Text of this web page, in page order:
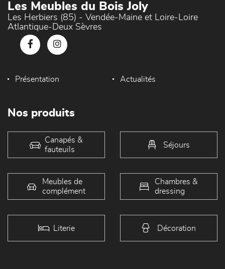
Les Meubles du Bois Joly
Les Herbiers (85) - Vendée-Maine et Loire-Loire
Atlantique-Deux Sèvres
Présentation Actualités
Nos produits
Canapés &
fauteuils
Séjours
Meubles de
complément
Chambres &
dressing
Literie Décoration